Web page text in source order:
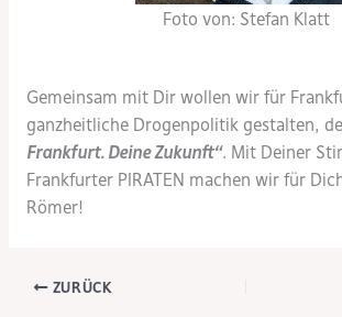
Foto von: Stefan Klatt
Gemeinsam mit Dir wollen wir für
ganzheitliche Drogenpolitik gestalten,
Frankfurt. Deine Zukunft“. Mit Deiner
Frankfurter PIRATEN machen wir für
Römer!
ZURÜCK